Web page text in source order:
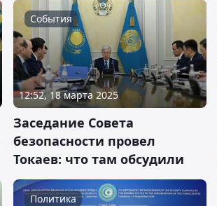
События
12:52, 18 марта 2025
Заседание Совета
безопасности провел
Токаев: что там обсудили
Политика